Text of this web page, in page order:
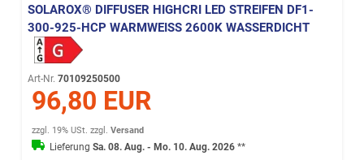
SOLAROX® DIFFUSER HIGHCRI LED STREIFEN DF1-
300-925-HCP WARMWEISS 2600K WASSERDICHT
Art-Nr. 70109250500
96,80 EUR
zzgl. 19% USt. zzgl.Versand
LieferungSa. 08. Aug. - Mo. 10. Aug. 2026 **